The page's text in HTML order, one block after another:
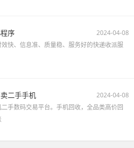
序
2024-04-08
快、信息准、质量稳、服务好的快递收派服
二手手机
2024-04-08
手数码交易平台。手机回收，全品类高价回